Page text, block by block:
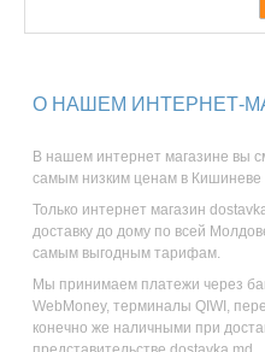
О НАШЕМ ИНТЕРНЕТ-
В нашем интернет магазине вы
самым низким ценам в Кишиневе
Только интернет магазин
доставку до дому по всей
самым выгодным тарифам.
Мы принимаем платежи через
WebMoney, терминалы QIWI,
конечно же наличными при